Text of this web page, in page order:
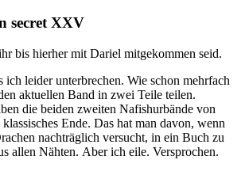
secret XXV
bis hierher mit Dariel mitgekommen seid.
ich leider unterbrechen. Wie schon mehrfach
aktuellen Band in zwei Teile teilen.
die beiden zweiten Nafishurbände von
Ende. Das hat man davon, wenn
nachträglich versucht, in ein Buch zu
allen Nähten. Aber ich eile. Versprochen.